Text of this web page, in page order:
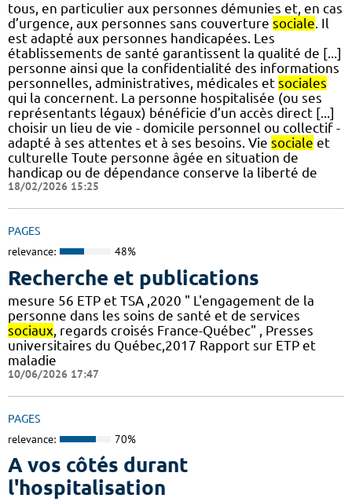
tous, en particulier aux personnes démunies et, en cas
d’urgence, aux personnes sans couverture sociale. Il
est adapté aux personnes handicapées. Les
établissements de santé garantissent la qualité de [...]
personne ainsi que la confidentialité des informations
personnelles, administratives, médicales et sociales
qui la concernent. La personne hospitalisée (ou ses
représentants légaux) bénéficie d’un accès direct [...]
choisir un lieu de vie - domicile personnel ou collectif -
adapté à ses attentes et à ses besoins. Vie sociale et
culturelle Toute personne âgée en situation de
handicap ou de dépendance conserve la liberté de
18/02/2026 15:25
PAGES
relevance: 48%
Recherche et publications
mesure 56 ETP et TSA ,2020 " L'engagement de la
personne dans les soins de santé et de services
sociaux , regards croisés France-Québec" , Presses
universitaires du Québec,2017 Rapport sur ETP et
maladie
10/06/2026 17:47
PAGES
relevance: 70%
A vos côtés durant
l'hospitalisation